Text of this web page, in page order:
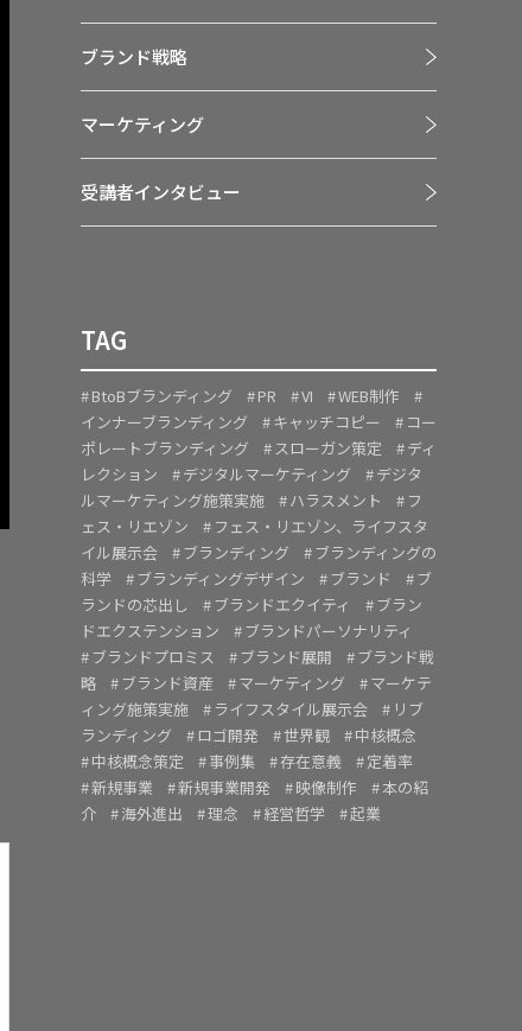
ブランド戦略
マーケティング
受講者インタビュー
TAG
BtoBブランディング PR VI
WEB制作
インナーブランディング
キャッチコピー
コー
ポレートブランディング
スローガン策定
ディ
レクション
デジタルマーケティング
デジタ
ルマーケティング施策実施
ハラスメント
フ
ェス・リエゾン
フェス・リエゾン、ライフスタ
イル展示会
ブランディング
ブランディングの
科学
ブランディングデザイン ブランド
ブ
ランドの芯出し
ブランドエクイティ
ブラン
ドエクステンション
ブランドパーソナリティ
ブランドプロミス
ブランド展開
ブランド戦
略
ブランド資産 マーケティング
マーケテ
ィング施策実施
ライフスタイル展示会
リブ
ランディング
ロゴ開発 世界観
中核概念
中核概念策定
事例集 存在意義
定着率
新規事業
新規事業開発 映像制作
本の紹
介
海外進出 理念 経営哲学 起業